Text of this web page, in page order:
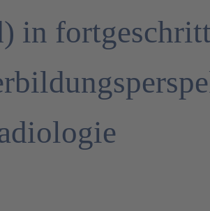
in